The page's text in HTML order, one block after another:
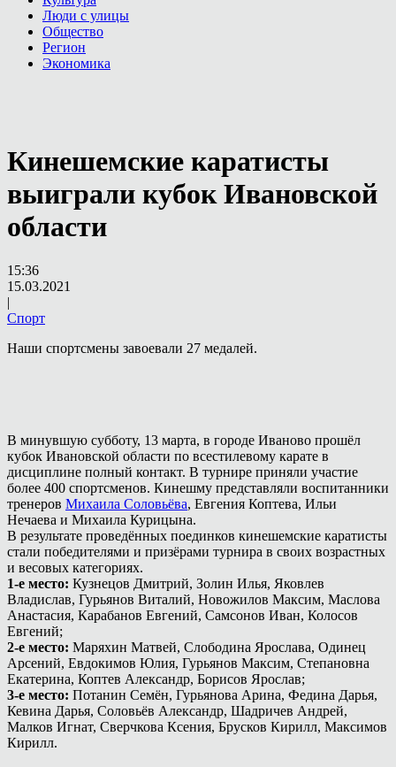
Люди с улицы
Общество
Регион
Экономика
Кинешемские каратисты
выиграли кубок Ивановской
области
15:36
15.03.2021
|
Спорт
Наши спортсмены завоевали 27 медалей.
В минувшую субботу, 13 марта, в городе Иваново прошёл
кубок Ивановской области по всестилевому карате в
дисциплине полный контакт. В турнире приняли участие
более 400 спортсменов. Кинешму представляли воспитанники
тренеров Михаила Соловьёва, Евгения Коптева, Ильи
Нечаева и Михаила Курицына.
В результате проведённых поединков кинешемские каратисты
стали победителями и призёрами турнира в своих возрастных
и весовых категориях.
1-е место: Кузнецов Дмитрий, Золин Илья, Яковлев
Владислав, Гурьянов Виталий, Новожилов Максим, Маслова
Анастасия, Карабанов Евгений, Самсонов Иван, Колосов
Евгений;
2-е место: Маряхин Матвей, Слободина Ярослава, Одинец
Арсений, Евдокимов Юлия, Гурьянов Максим, Степановна
Екатерина, Коптев Александр, Борисов Ярослав;
3-е место: Потанин Семён, Гурьянова Арина, Федина Дарья,
Кевина Дарья, Соловьёв Александр, Шадричев Андрей,
Малков Игнат, Сверчкова Ксения, Брусков Кирилл, Максимов
Кирилл.